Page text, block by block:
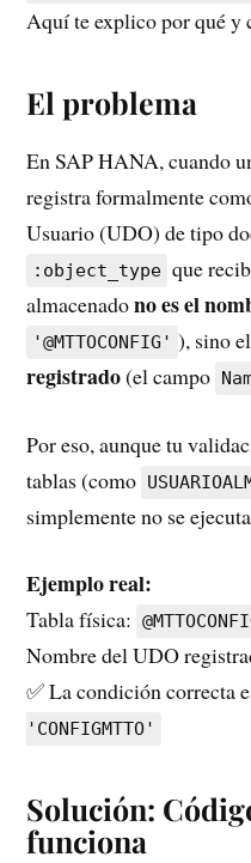
Aquí te explico por qué y
El problema
En SAP HANA, cuando
registra formalmente
Usuario (UDO) de tipo
:object_type que
almacenadono es el
'@MTTOCONFIG' ), sino
registrado(el campo
Por eso, aunque tu
tablas (como
simplemente no se
Ejemplo real:
Tabla física:
Nombre del UDO
✅ La condición correcta
'CONFIGMTTO'
Solución:
funciona